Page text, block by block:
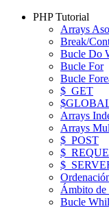
PHP Tutorial
Arrays
Break/
Bucle Do
Bucle For
Bucle
$_GET
Arrays
Arrays
$_POST
Ámbito de
Bucle